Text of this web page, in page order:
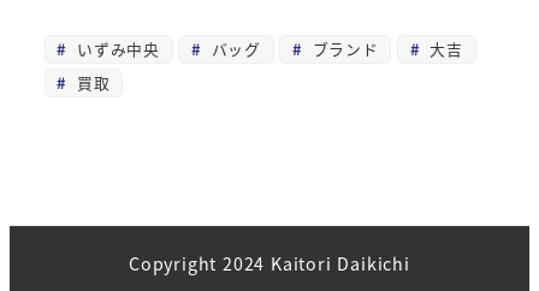
いずみ中央 バッグ ブランド
大吉
買取
Copyright 2024 Kaitori Daikichi